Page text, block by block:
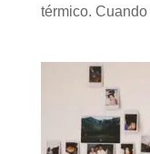
térmico.